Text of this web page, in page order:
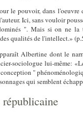
le pouvoir, dans l'oeuvre
Ici, sans vouloir
". Mais si on ne la
qualités de l'intellect.»
Albertine dont le
sociologue lui-même:
"
qui semblent